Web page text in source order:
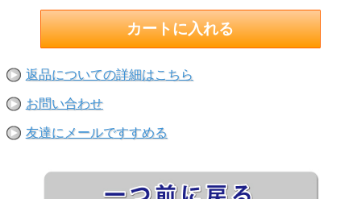
返品についての詳細はこちら
お問い合わせ
友達にメールですすめる